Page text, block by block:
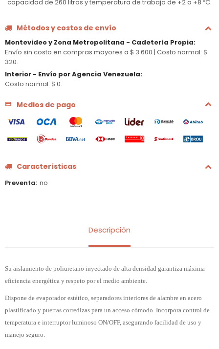
capacidad de 260 litros y temperatura de trabajo de +2 a +8 ºC.
Métodos y costos de envío
Montevideo y Zona Metropolitana - Cadetería Propia:
Envío sin costo en compras mayores a $ 3.600 | Costo normal: $
320.
Interior - Envío por Agencia Venezuela:
Costo normal: $ 0.
Medios de pago
Características
Preventa no
Descripción
Su aislamiento de poliuretano inyectado de alta densidad garantiza máxima
eficiencia energética y respeto por el medio ambiente.
Dispone de evaporador estático, separadores interiores de alambre en acero
plastificado y puertas corredizas para un acceso cómodo. Incorpora control de
temperatura e interruptor luminoso ON/OFF, asegurando facilidad de uso y
manejo seguro.